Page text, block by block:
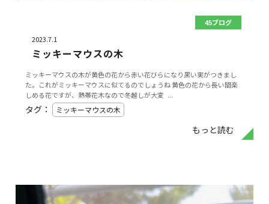
45ブログ
2023.7.1
ミッキーマウスの木
ミッキーマウスの木が黄色の花から赤い花びらになり黑い実がつきまし
た。これがミッキーマウスに似てるのでしょうね 黄色の花から長い間楽
しめる花ですが、熱帯花木なので冬越しが大変 ...
もっと読む
タグ： ミッキーマウスの木